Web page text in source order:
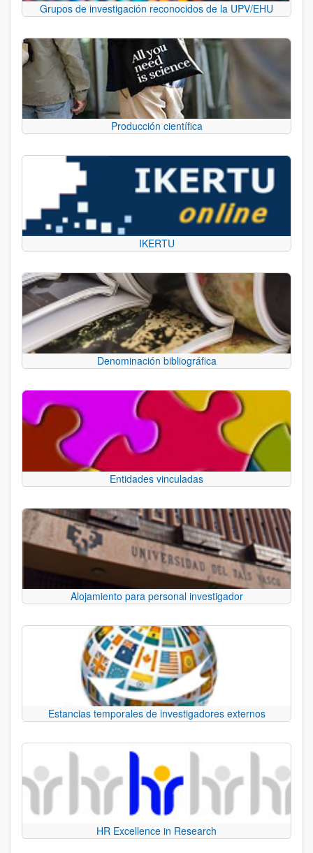
Grupos de investigación reconocidos de la UPV/EHU
Producción científica
IKERTU
Denominación bibliográfica
Entidades vinculadas
Alojamiento para personal investigador
Estancias temporales de investigadores externos
HR Excellence in Research